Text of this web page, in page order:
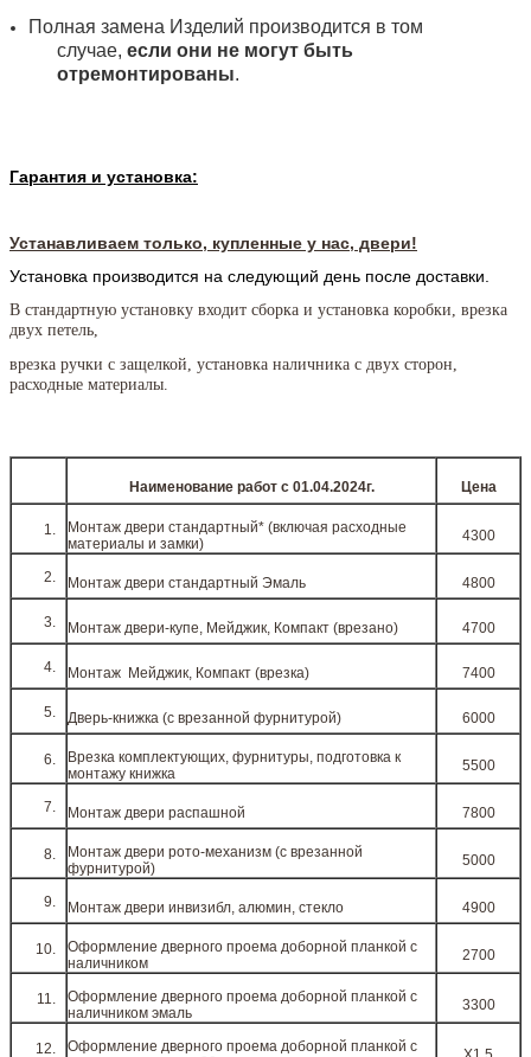
Полная замена Изделий производится в том
случае, если они не могут быть
отремонтированы.
Гарантия и установка:
Устанавливаем только, купленные у нас, двери!
Установка производится на следующий день после доставки.
В стандартную установку входит сборка и установка коробки, врезка
двух петель,
врезка ручки с защелкой, установка наличника с двух сторон,
расходные материалы.
Наименование работ c 01.04.2024г. Цена
Монтаж двери стандартный* (включая расходные
материалы и замки)
4300
Монтаж двери стандартный Эмаль 4800
Монтаж двери-купе, Мейджик, Компакт (врезано) 4700
Монтаж Мейджик, Компакт (врезка) 7400
Дверь-книжка (с врезанной фурнитурой) 6000
Врезка комплектующих, фурнитуры, подготовка к
монтажу книжка
5500
Монтаж двери распашной 7800
Монтаж двери рото-механизм (с врезанной
фурнитурой)
5000
Монтаж двери инвизибл, алюмин, стекло 4900
Оформление дверного проема доборной планкой с
наличником
2700
Оформление дверного проема доборной планкой с
наличником эмаль
3300
Оформление дверного проема доборной планкой с